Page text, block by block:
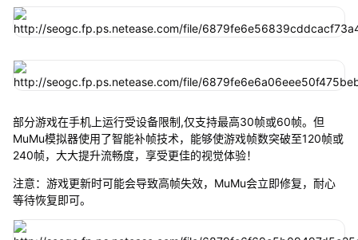
部分游戏在手机上运行受设备限制,仅支持最高30帧或60帧。但
MuMu模拟器使用了智能补帧技术，能够使游戏帧数突破至120帧或
240帧，大大提升流畅度，享受更佳的视觉体验！
注意：游戏更新时可能会导致高帧失效，MuMu会立即修复，耐心
等待恢复即可。